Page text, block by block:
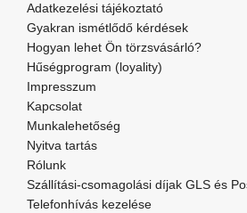
Adatkezelési tájékoztató
Gyakran ismétlődő kérdések
Hogyan lehet Ön törzsvásárló?
Hűségprogram (loyality)
Impresszum
Kapcsolat
Munkalehetőség
Nyitva tartás
Rólunk
Szállítási-csomagolási díjak GLS és
Telefonhívás kezelése